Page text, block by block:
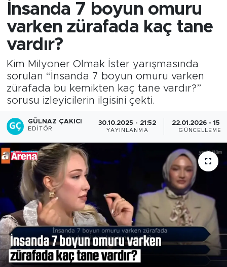
İnsanda 7 boyun omuru
varken zürafada kaç tane
vardır?
Kim Milyoner Olmak İster yarışmasında
sorulan “İnsanda 7 boyun omuru varken
zürafada bu kemikten kaç tane vardır?”
sorusu izleyicilerin ilgisini çekti.
GÜLNAZ ÇAKICI
EDITÖR
30.10.2025 - 21:52
YAYINLANMA
22.01.2026 -
GÜNCELLEME
Süper Lig Puan Durumu ve Fikstür
Tüm Manşetler
Son Dakika Haberleri
Haber Arşivi